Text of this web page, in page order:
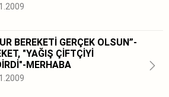
BEREKETİ GERÇEK OLSUN”-
"YAĞIŞ ÇİFTÇİYİ
MERHABA